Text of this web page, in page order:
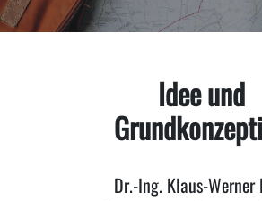
Idee und
Dr.-Ing. Klaus-Werner